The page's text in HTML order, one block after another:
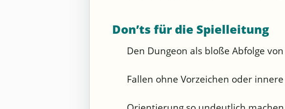
Don’ts für die Spielleitung
Den Dungeon als bloße Abfolge
Fallen ohne Vorzeichen oder